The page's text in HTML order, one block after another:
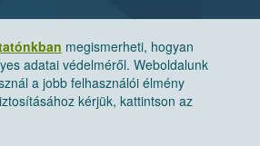
megismerheti, hogyan
adatai védelméről. Weboldalunk
a jobb felhasználói élmény
kérjük, kattintson az